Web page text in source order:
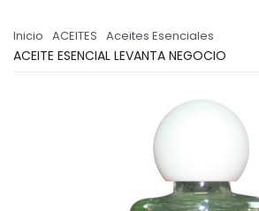
Inicio ACEITES Aceites Esenciales
ACEITE ESENCIAL LEVANTA NEGOCIO